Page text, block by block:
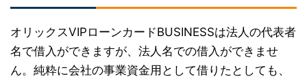
オリックスVIPローンカードBUSINESSは法人の代表者
名で借入ができますが、法人名での借入ができませ
ん。純粋に会社の事業資金用として借りたとしても、